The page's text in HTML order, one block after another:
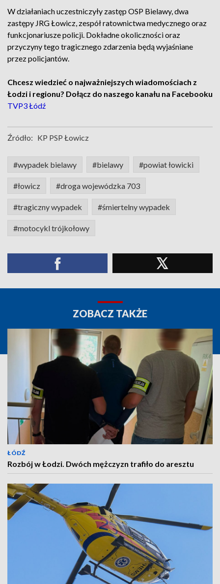
W działaniach uczestniczyły zastęp OSP Bielawy, dwa
zastępy JRG Łowicz, zespół ratownictwa medycznego oraz
funkcjonariusze policji. Dokładne okoliczności oraz
przyczyny tego tragicznego zdarzenia będą wyjaśniane
przez policjantów.
Chcesz wiedzieć o najważniejszych wiadomościach z
Łodzi i regionu? Dołącz do naszego kanału na Facebooku
TVP3 Łódź
Źródło: KP PSP Łowicz
#wypadek bielawy #bielawy #powiat łowicki
#łowicz #droga wojewódzka 703
#tragiczny wypadek #śmiertelny wypadek
#motocykl trójkołowy
ZOBACZ TAKŻE
ŁÓDŹ
Rozbój w Łodzi. Dwóch mężczyzn trafiło do aresztu